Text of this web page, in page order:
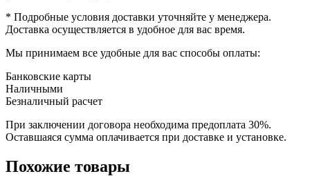
* Подробные условия доставки уточняйте у менеджера.
Доставка осуществляется в удобное для вас время.
Мы принимаем все удобные для вас способы оплаты:
Банковские карты
Наличными
Безналичный расчет
При заключении договора необходима предоплата 30%.
Оставшаяся сумма оплачивается при доставке и установке.
Похожие товары